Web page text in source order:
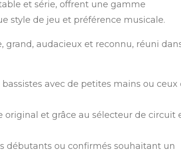
et série, offrent une gamme
style de jeu et préférence musicale.
grand, audacieux et reconnu, réuni
avec de petites mains ou ceux
et grâce au sélecteur de circuit
débutants ou confirmés souhaitant un